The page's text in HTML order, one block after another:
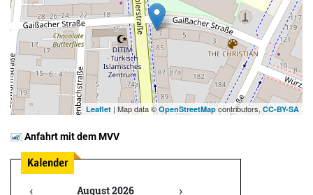
Leaflet | Map data ©OpenStreetMapcontributors, CC-BY-SA
Anfahrt mit dem MVV
‹ August 2026 ›